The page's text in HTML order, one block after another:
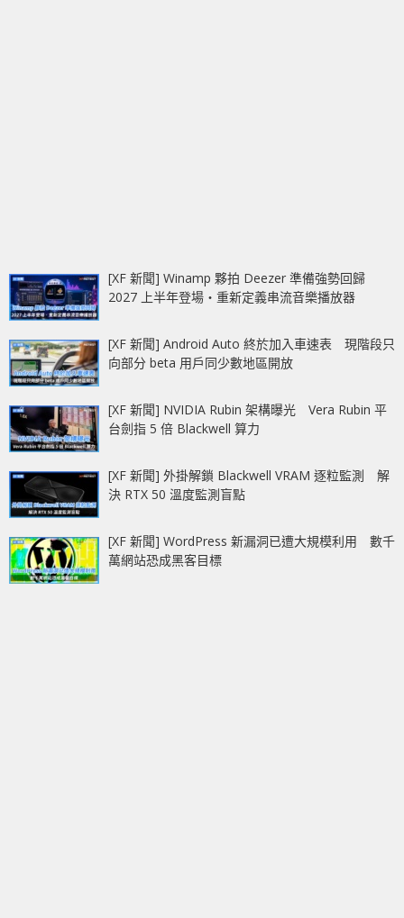
[XF 新聞] Winamp 夥拍 Deezer 準備強勢回歸
2027 上半年登場‧重新定義串流音樂播放器
[XF 新聞] Android Auto 終於加入車速表 現階段只
向部分 beta 用戶同少數地區開放
[XF 新聞] NVIDIA Rubin 架構曝光 Vera Rubin 平
台劍指 5 倍 Blackwell 算力
[XF 新聞] 外掛解鎖 Blackwell VRAM 逐粒監測 解
決 RTX 50 溫度監測盲點
[XF 新聞] WordPress 新漏洞已遭大規模利用 數千
萬網站恐成黑客目標